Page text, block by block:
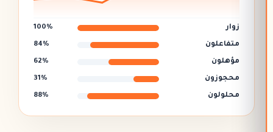
زوار 100%
متفاعلون 84%
مؤهلون 62%
محجوزون 31%
محلولون 88%